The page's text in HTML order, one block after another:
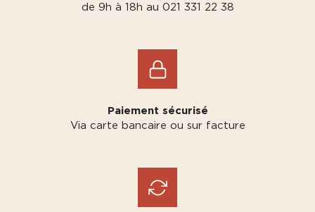
de 9h à 18h au 021 331 22 38
Paiement sécurisé
Via carte bancaire ou sur facture